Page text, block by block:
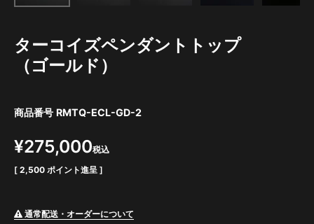
ターコイズペンダントトップ
（ゴールド）
商品番号 RMTQ-ECL-GD-2
¥275,000税込
[ 2,500 ポイント進呈 ]
通常配送・オーダーについて